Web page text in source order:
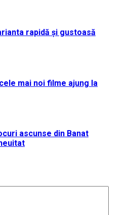
rapidă și gustoasă
mai noi filme ajung la
ascunse din Banat